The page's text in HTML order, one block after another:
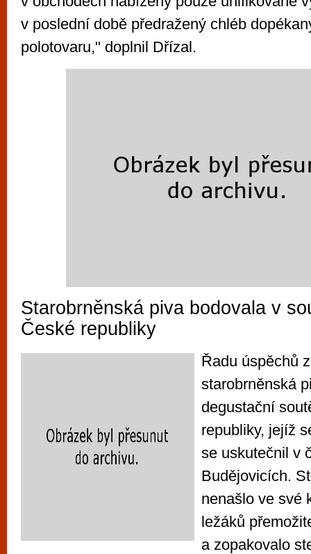
v poslední době předražený chléb
polotovaru," doplnil Dřízal.
Starobrněnská piva bodovala v
České republiky
Řadu úspěchů
starobrněnská
degustační
republiky, jejíž
se uskutečnil v
Budějovicích.
nenašlo ve své
ležáků
a zopakovalo